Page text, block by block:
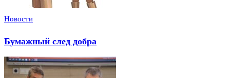
Новости
Бумажный след добра